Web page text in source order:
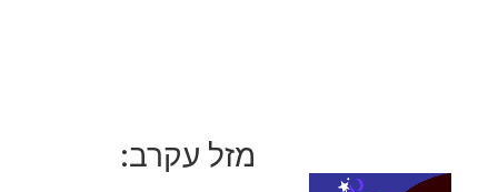
מזל עקרב: